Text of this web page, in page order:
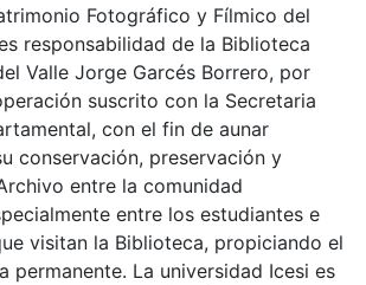
Fotográfico y Fílmico del
responsabilidad de la Biblioteca
Valle Jorge Garcés Borrero, por
suscrito con la Secretaria
con el fin de aunar
conservación, preservación y
entre la comunidad
entre los estudiantes e
visitan la Biblioteca, propiciando el
permanente. La universidad Icesi es